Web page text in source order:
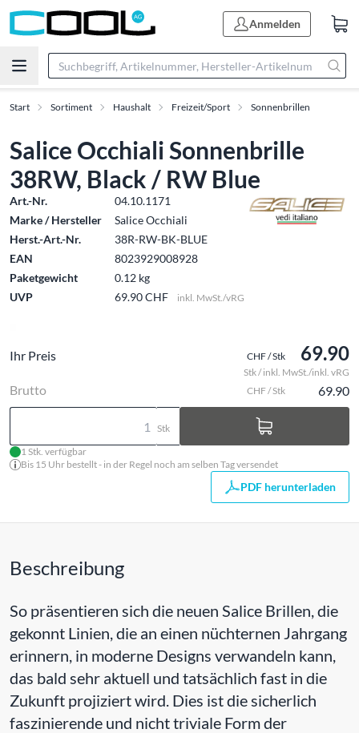
Anmelden
Start Sortiment Haushalt Freizeit/Sport Sonnenbrillen
Salice Occhiali Sonnenbrille
38RW, Black / RW Blue
Art.-Nr.
04.10.1171
Marke / Hersteller
Salice Occhiali
Herst.-Art.-Nr.
38R-RW-BK-BLUE
EAN
8023929008928
Paketgewicht
0.12 kg
UVP
69.90 CHF inkl. MwSt./vRG
Ihr Preis CHF / Stk 69.90
Stk / inkl. MwSt./inkl. vRG
Brutto CHF / Stk 69.90
Stk
1 Stk. verfügbar
Bis 15 Uhr bestellt - in der Regel noch am selben Tag versendet
PDF herunterladen
Beschreibung
So präsentieren sich die neuen Salice Brillen, die
gekonnt Linien, die an einen nüchternen Jahrgang
erinnern, in moderne Designs verwandeln kann,
das bald sehr aktuell und tatsächlich fast in die
Zukunft projiziert wird. Dies ist die sicherlich
faszinierende und nicht triviale Form der